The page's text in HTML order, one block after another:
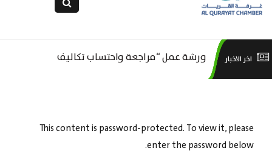
التقديم الالكترونى
اخر الاخبار ورشة عمل “مراجعة واحتساب تكاليف
This content is password-protected. To view it, please
enter the password below.